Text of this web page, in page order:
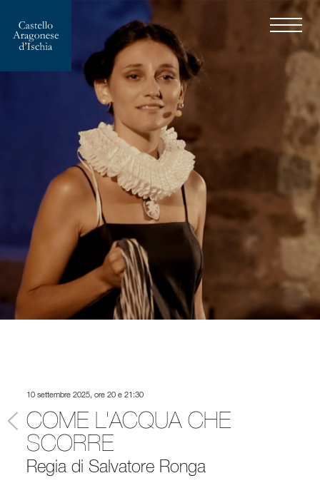
10 settembre 2025, ore 20 e 21:30
COME L'ACQUA CHE
SCORRE
Regia di Salvatore Ronga